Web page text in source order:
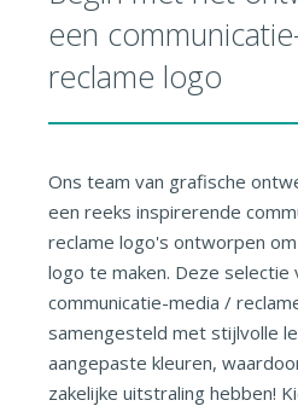
een
reclame logo
Ons team van grafische
een reeks inspirerende
reclame logo's ontworpen
logo te maken. Deze selectie
communicatie-media /
samengesteld met stijlvolle
aangepaste kleuren,
zakelijke uitstraling hebben!